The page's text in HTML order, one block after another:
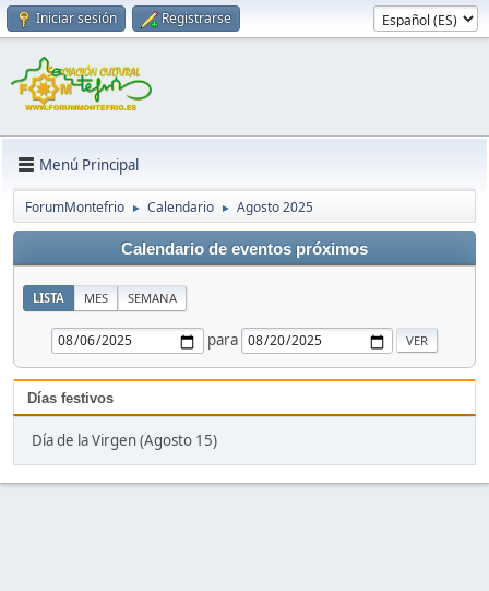
Iniciar sesión Registrarse
Menú Principal
ForumMontefrio ► Calendario ► Agosto 2025
Calendario de eventos próximos
LISTA MES SEMANA
para
Días festivos
Día de la Virgen (Agosto 15)